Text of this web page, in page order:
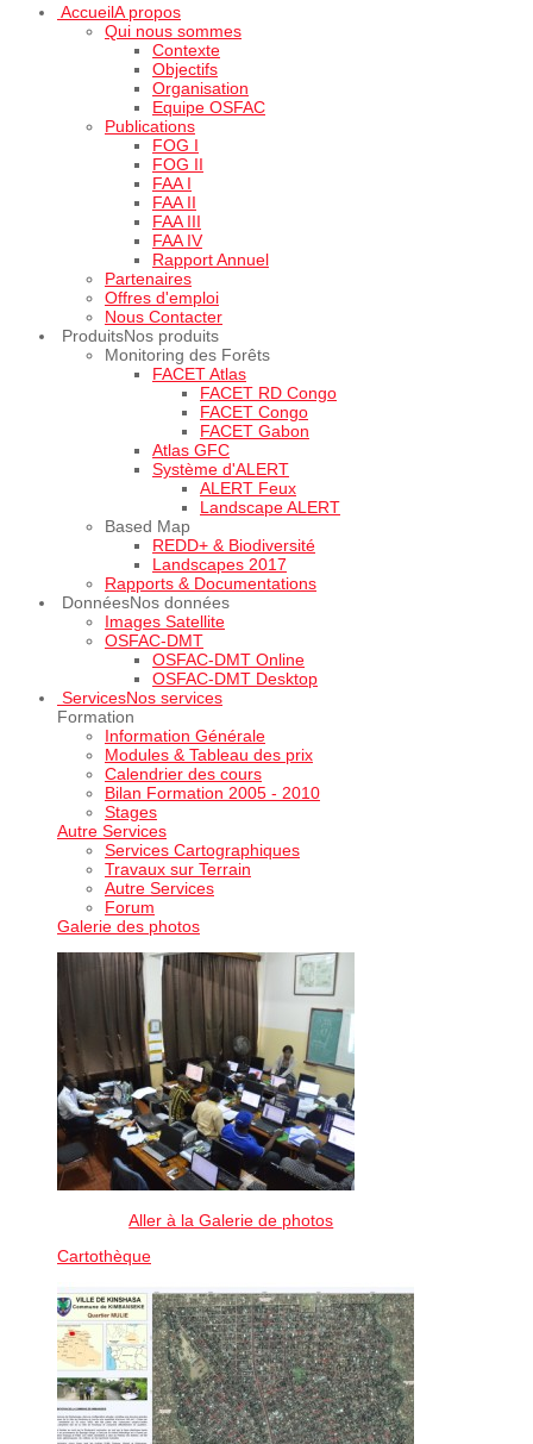
AccueilA propos
Qui nous sommes
Contexte
Objectifs
Organisation
Equipe OSFAC
Publications
FOG I
FOG II
FAA I
FAA II
FAA III
FAA IV
Rapport Annuel
Partenaires
Offres d'emploi
Nous Contacter
ProduitsNos produits
Monitoring des Forêts
FACET Atlas
FACET RD Congo
FACET Congo
FACET Gabon
Atlas GFC
Système d'ALERT
ALERT Feux
Landscape ALERT
Based Map
REDD+ & Biodiversité
Landscapes 2017
Rapports & Documentations
DonnéesNos données
Images Satellite
OSFAC-DMT
OSFAC-DMT Online
OSFAC-DMT Desktop
ServicesNos services
Formation
Information Générale
Modules & Tableau des prix
Calendrier des cours
Bilan Formation 2005 - 2010
Stages
Autre Services
Services Cartographiques
Travaux sur Terrain
Autre Services
Forum
Galerie des photos
Aller à la Galerie de photos
Cartothèque